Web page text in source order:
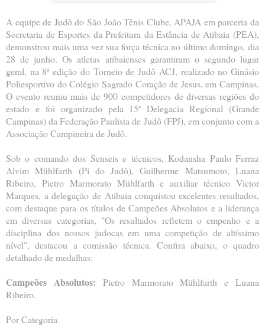
A equipe de Judô do São João Tênis Clube, APAJA em parceria da
Secretaria de Esportes da Prefeitura da Estância de Atibaia (PEA),
demonstrou mais uma vez sua força técnica no último domingo, dia
28 de junho. Os atletas atibaienses garantiram o segundo lugar
geral, na 8ª edição do Torneio de Judô ACJ, realizado no Ginásio
Poliesportivo do Colégio Sagrado Coração de Jesus, em Campinas.
O evento reuniu mais de 900 competidores de diversas regiões do
estado e foi organizado pela 15ª Delegacia Regional (Grande
Campinas) da Federação Paulista de Judô (FPJ), em conjunto com a
Associação Campineira de Judô.
Sob o comando dos Senseis e técnicos, Kodansha Paulo Ferraz
Alvim Mühlfarth (Pi do Judô), Guilherme Matsumoto, Luana
Ribeiro, Pietro Marmorato Mühlfarth e auxiliar técnico Victor
Marques, a delegação de Atibaia conquistou excelentes resultados,
com destaque para os títulos de Campeões Absolutos e a liderança
em diversas categorias, "Os resultados refletem o empenho e a
disciplina dos nossos judocas em uma competição de altíssimo
nível", destacou a comissão técnica. Confira abaixo, o quadro
detalhado de medalhas:
Campeões Absolutos: Pietro Marmorato Mühlfarth e Luana
Ribeiro.
Por Categoria